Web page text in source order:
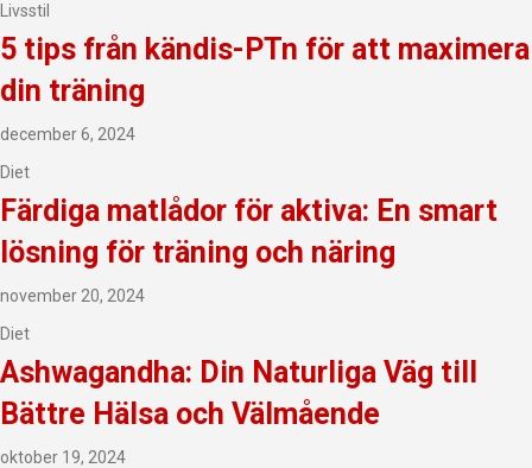
Livsstil
5 tips från kändis-PTn för att maximera
din träning
december 6, 2024
Diet
Färdiga matlådor för aktiva: En smart
lösning för träning och näring
november 20, 2024
Diet
Ashwagandha: Din Naturliga Väg till
Bättre Hälsa och Välmående
oktober 19, 2024